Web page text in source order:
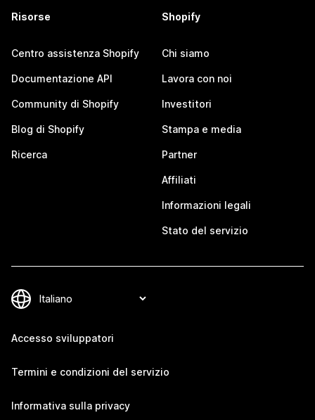
Risorse
Centro assistenza Shopify
Documentazione API
Community di Shopify
Blog di Shopify
Ricerca
Shopify
Chi siamo
Lavora con noi
Investitori
Stampa e media
Partner
Affiliati
Informazioni legali
Stato del servizio
Accesso sviluppatori
Termini e condizioni del servizio
Informativa sulla privacy